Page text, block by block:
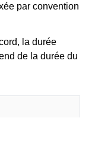
par convention
la durée
de la durée du